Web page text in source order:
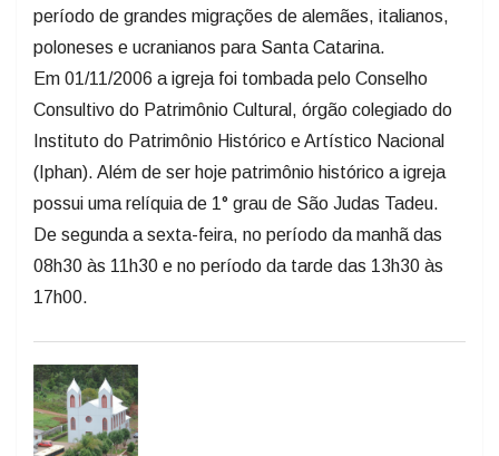
período de grandes migrações de alemães, italianos,
poloneses e ucranianos para Santa Catarina.
Em 01/11/2006 a igreja foi tombada pelo Conselho
Consultivo do Patrimônio Cultural, órgão colegiado do
Instituto do Patrimônio Histórico e Artístico Nacional
(Iphan). Além de ser hoje patrimônio histórico a igreja
possui uma relíquia de 1° grau de São Judas Tadeu.
De segunda a sexta-feira, no período da manhã das
08h30 às 11h30 e no período da tarde das 13h30 às
17h00.